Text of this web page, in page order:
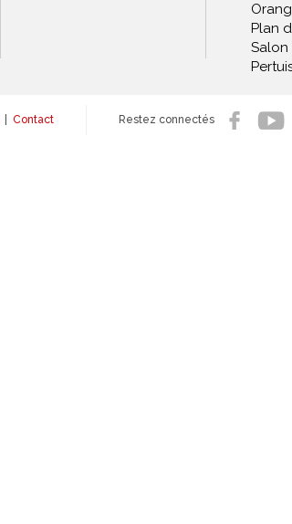
Plan
Salon
Contact Restez connectés